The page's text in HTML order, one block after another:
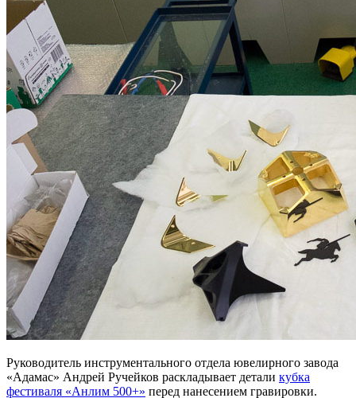
Руководитель инструментального отдела ювелирного завода
«Адамас» Андрей Ручейков раскладывает детали кубка
фестиваля «Анлим 500+» перед нанесением гравировки.